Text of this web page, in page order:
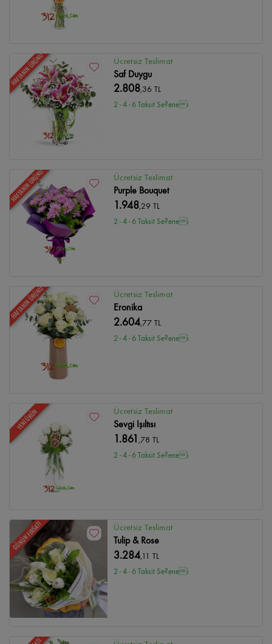
HAFTANIN ÜRÜNÜ Ücretsiz Teslimat
Saf Duygu
2.808,36 TL
2 - 4 - 6 Taksit Se?enei
HAFTANIN ÜRÜNÜ Ücretsiz Teslimat
Purple Bouquet
1.948,29 TL
2 - 4 - 6 Taksit Se?enei
HAFTANIN ÜRÜNÜ Ücretsiz Teslimat
Eronika
2.604,77 TL
2 - 4 - 6 Taksit Se?enei
YENİ ÜRÜN Ücretsiz Teslimat
Sevgi Işıltısı
1.861 ,78 TL
2 - 4 - 6 Taksit Se?enei
GÜNÜN FIRSATI Ücretsiz Teslimat
Tulip & Rose
3.284,11 TL
2 - 4 - 6 Taksit Se?enei